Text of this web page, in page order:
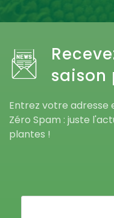
saison
Entrez votre adresse
Zéro Spam : juste
plantes !